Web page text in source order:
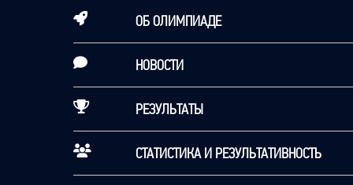
ОБ ОЛИМПИАДЕ
НОВОСТИ
РЕЗУЛЬТАТЫ
СТАТИСТИКА И РЕЗУЛЬТАТИВНОСТЬ